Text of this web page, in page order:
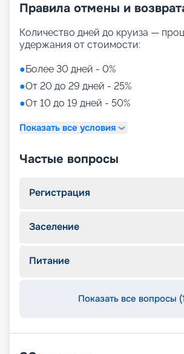
Правила отмены и
Количество дней до круиза —
удержания от стоимости:
●Более 30 дней - 0%
●От 20 до 29 дней - 25%
●От 10 до 19 дней - 50%
Показать все условия
Частые вопросы
Регистрация
Заселение
Питание
Показать все вопросы